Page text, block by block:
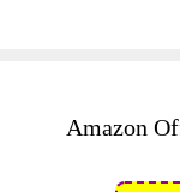
Amazon